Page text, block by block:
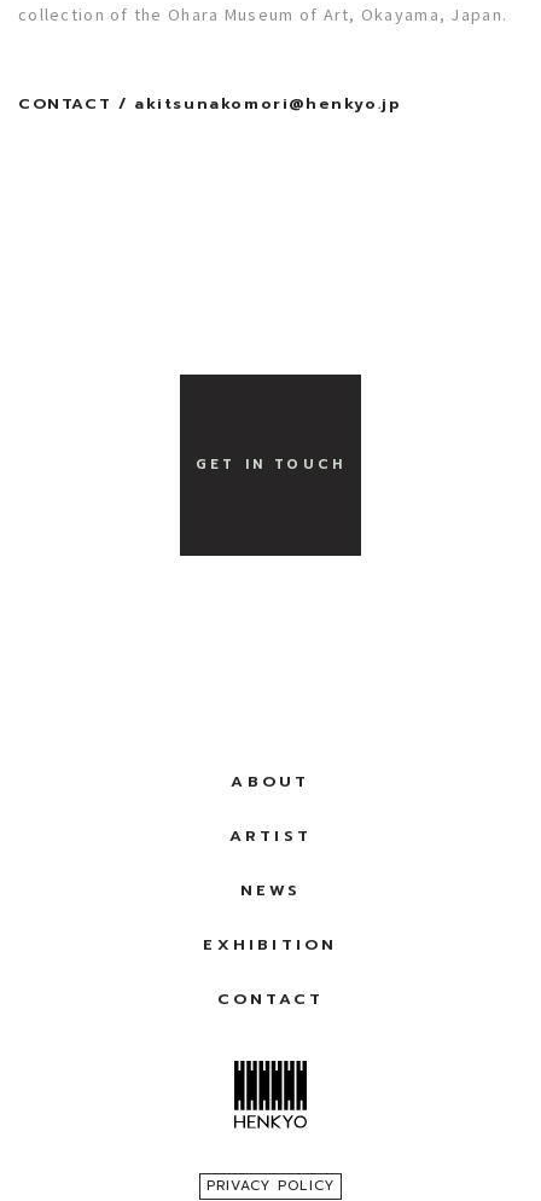
collection of the Ohara Museum of Art, Okayama, Japan.
CONTACT / akitsunakomori@henkyo.jp
“文化と文明” HENKYO (東京)
主なアートフェア
“ART FAIR ASIA FUKUOKA 2023” (福岡)
GET IN TOUCH
ABOUT
ARTIST
NEWS
EXHIBITION
CONTACT
PRIVACY POLICY